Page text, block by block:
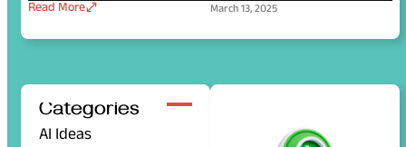
Read More
March 13, 2025
Categories
AI Ideas